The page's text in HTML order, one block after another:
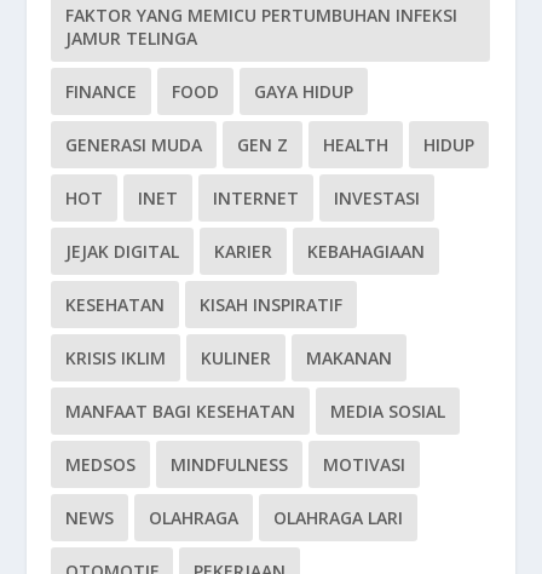
FAKTOR YANG MEMICU PERTUMBUHAN INFEKSI
JAMUR TELINGA
FINANCE FOOD GAYA HIDUP
GENERASI MUDA GEN Z HEALTH HIDUP
HOT INET INTERNET INVESTASI
JEJAK DIGITAL KARIER KEBAHAGIAAN
KESEHATAN KISAH INSPIRATIF
KRISIS IKLIM KULINER MAKANAN
MANFAAT BAGI KESEHATAN MEDIA SOSIAL
MEDSOS MINDFULNESS MOTIVASI
NEWS OLAHRAGA OLAHRAGA LARI